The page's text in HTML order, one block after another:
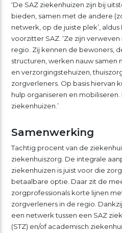
‘De SAZ ziekenhuizen zijn bij
bieden, samen met de andere
netwerk, op de juiste plek’,
voorzitter SAZ. ‘Ze zijn
regio. Zij kennen de bewoners,
structuren, werken nauw samen
en verzorgingstehuizen,
zorgverleners. Op basis hiervan
hulp organiseren en mobiliseren.
ziekenhuizen.’
Samenwerking
Tachtig procent van de
ziekenhuiszorg. De integrale
ziekenhuizen is juist voor die
betaalbare optie. Daar zit de
zorgprofessionals korte lijnen
zorgverleners in de regio.
een netwerk tussen een SAZ
(STZ) en/of academisch